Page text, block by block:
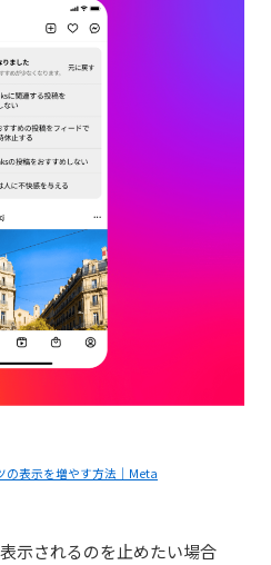
表示を増やす方法｜Meta
示されるのを止めたい場合